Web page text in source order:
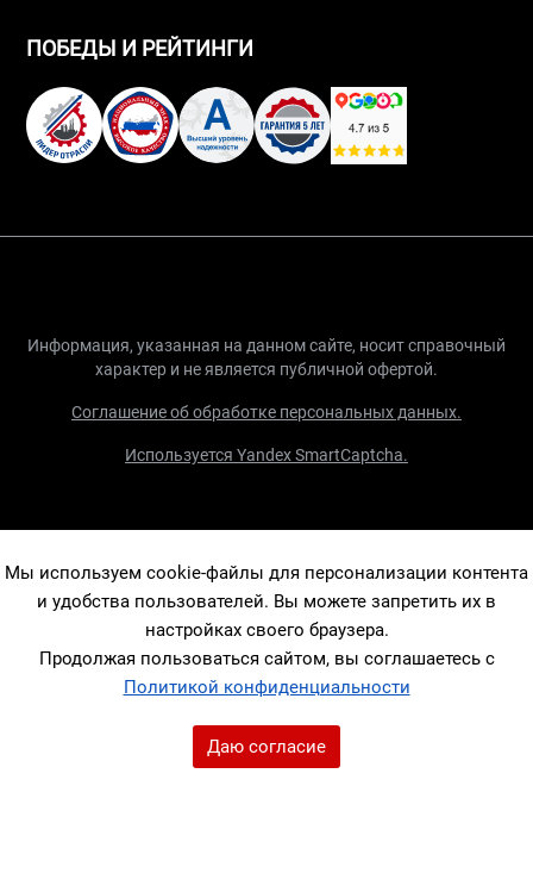
ПОБЕДЫ И РЕЙТИНГИ
Информация, указанная на данном сайте, носит справочный
характер и не является публичной офертой.
Соглашение об обработке персональных данных.
Используется Yandex SmartCaptcha.
Мы используем cookie-файлы для персонализации контента
и удобства пользователей. Вы можете запретить их в
настройках своего браузера.
Продолжая пользоваться сайтом, вы соглашаетесь с
Политикой конфиденциальности
Даю согласие